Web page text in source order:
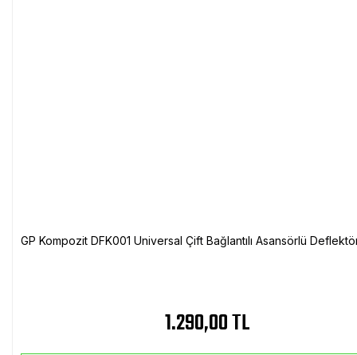
GP Kompozit DFK001 Universal Çift Bağlantılı Asansörlü
1.290,00 TL